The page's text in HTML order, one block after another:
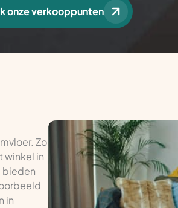
onze verkooppunten
Zo
winkel in
bieden
in